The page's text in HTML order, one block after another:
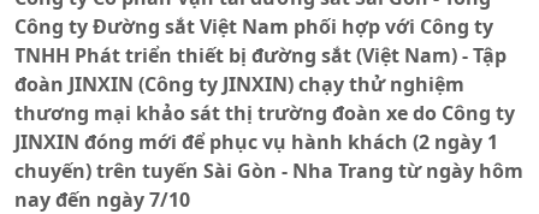
Công ty Đường sắt Việt Nam phối hợp với Công ty
TNHH Phát triển thiết bị đường sắt (Việt Nam) - Tập
đoàn JINXIN (Công ty JINXIN) chạy thử nghiệm
thương mại khảo sát thị trường đoàn xe do Công ty
JINXIN đóng mới để phục vụ hành khách (2 ngày 1
chuyến) trên tuyến Sài Gòn - Nha Trang từ ngày hôm
nay đến ngày 7/10